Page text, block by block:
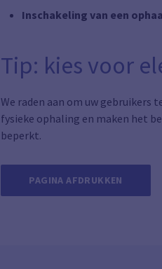
Inschakeling van een
Tip: kies voor
We raden aan om uw gebruikers
fysieke ophaling en maken het
beperkt.
PAGINA AFDRUKKEN